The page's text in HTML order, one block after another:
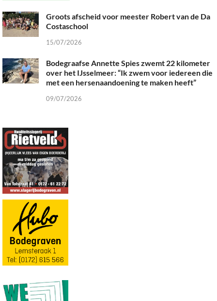
Groots afscheid voor meester Robert van de Da
Costaschool
15/07/2026
Bodegraafse Annette Spies zwemt 22 kilometer
over het IJsselmeer: “Ik zwem voor iedereen die
met een hersenaandoening te maken heeft”
09/07/2026